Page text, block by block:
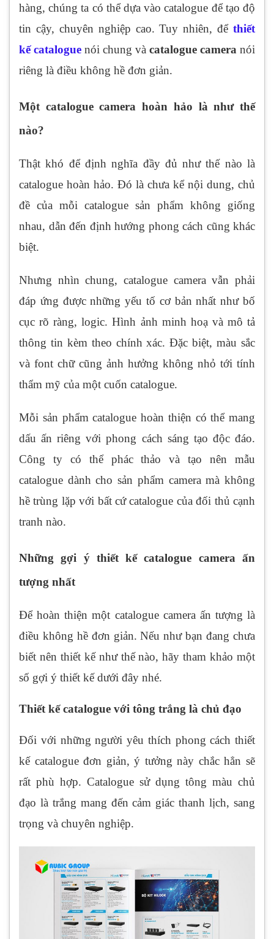
hàng, chúng ta có thể dựa vào catalogue để tạo độ
tin cậy, chuyên nghiệp cao. Tuy nhiên, để thiết
kế catalogue nói chung và catalogue camera nói
riêng là điều không hề đơn giản.
Một catalogue camera hoàn hảo là như thế
nào?
Thật khó để định nghĩa đầy đủ như thế nào là
catalogue hoàn hảo. Đó là chưa kể nội dung, chủ
đề của mỗi catalogue sản phẩm không giống
nhau, dẫn đến định hướng phong cách cũng khác
biệt.
Nhưng nhìn chung, catalogue camera vẫn phải
đáp ứng được những yếu tố cơ bản nhất như bố
cục rõ ràng, logic. Hình ảnh minh hoạ và mô tả
thông tin kèm theo chính xác. Đặc biệt, màu sắc
và font chữ cũng ảnh hưởng không nhỏ tới tính
thẩm mỹ của một cuốn catalogue.
Mỗi sản phẩm catalogue hoàn thiện có thể mang
dấu ấn riêng với phong cách sáng tạo độc đáo.
Công ty có thể phác thảo và tạo nên mẫu
catalogue dành cho sản phẩm camera mà không
hề trùng lặp với bất cứ catalogue của đối thủ cạnh
tranh nào.
Những gợi ý thiết kế catalogue camera ấn
tượng nhất
Để hoàn thiện một catalogue camera ấn tượng là
điều không hề đơn giản. Nếu như bạn đang chưa
biết nên thiết kế như thế nào, hãy tham khảo một
số gợi ý thiết kế dưới đây nhé.
Thiết kế catalogue với tông trắng là chủ đạo
Đối với những người yêu thích phong cách thiết
kế catalogue đơn giản, ý tưởng này chắc hẳn sẽ
rất phù hợp. Catalogue sử dụng tông màu chủ
đạo là trắng mang đến cảm giác thanh lịch, sang
trọng và chuyên nghiệp.